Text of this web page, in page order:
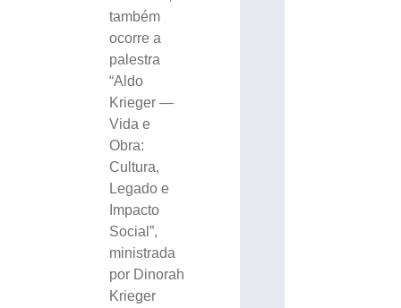
também
ocorre a
palestra
“Aldo
Krieger —
Vida e
Obra:
Cultura,
Legado e
Impacto
Social”,
ministrada
por Dinorah
Krieger